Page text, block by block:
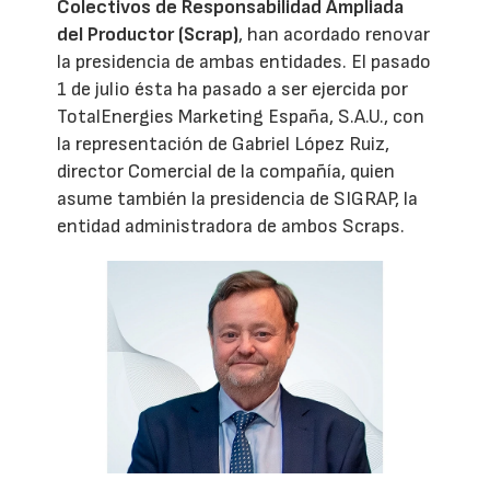
Colectivos de Responsabilidad Ampliada
del Productor (Scrap), han acordado renovar
la presidencia de ambas entidades. El pasado
1 de julio ésta ha pasado a ser ejercida por
TotalEnergies Marketing España, S.A.U., con
la representación de Gabriel López Ruiz,
director Comercial de la compañía, quien
asume también la presidencia de SIGRAP, la
entidad administradora de ambos Scraps.